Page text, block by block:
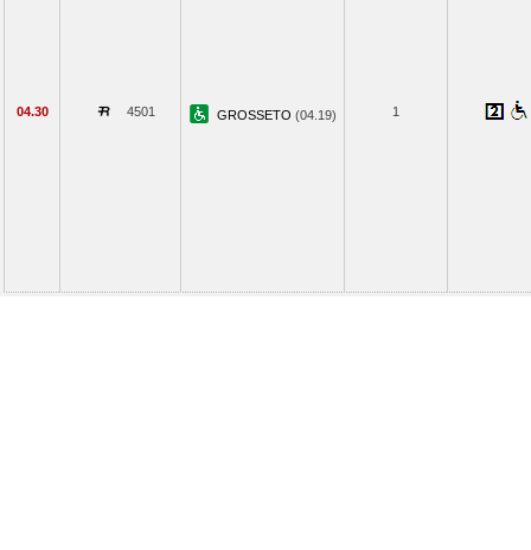
04.30 4501 GROSSETO (04.19) 1